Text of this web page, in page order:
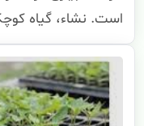
است. نشاء، گیاه